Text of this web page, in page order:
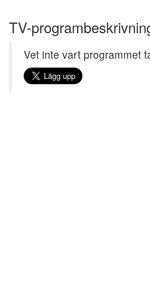
TV-
Vet inte vart programmet